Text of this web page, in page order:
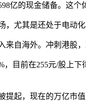
亿的现金储备。这
尤其是还处于电动化
来自海外。冲刺港股
，目前在255元/股上
提起，现在的万亿市